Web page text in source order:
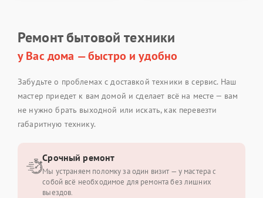
Ремонт бытовой техники
у Вас дома — быстро и удобно
Забудьте о проблемах с доставкой техники в сервис. Наш
мастер приедет к вам домой и сделает всё на месте — вам
не нужно брать выходной или искать, как перевезти
габаритную технику.
Срочный ремонт
Мы устраняем поломку за один визит — у мастера с
собой всё необходимое для ремонта без лишних
выездов.